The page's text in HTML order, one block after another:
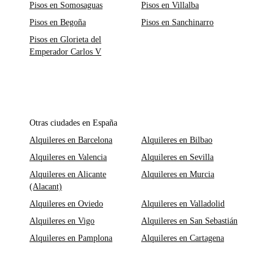
Pisos en Somosaguas
Pisos en Villalba
Pisos en Begoña
Pisos en Sanchinarro
Pisos en Glorieta del
Emperador Carlos V
Otras ciudades en España
Alquileres en Barcelona
Alquileres en Bilbao
Alquileres en Valencia
Alquileres en Sevilla
Alquileres en Alicante
(Alacant)
Alquileres en Murcia
Alquileres en Oviedo
Alquileres en Valladolid
Alquileres en Vigo
Alquileres en San Sebastián
Alquileres en Pamplona
Alquileres en Cartagena